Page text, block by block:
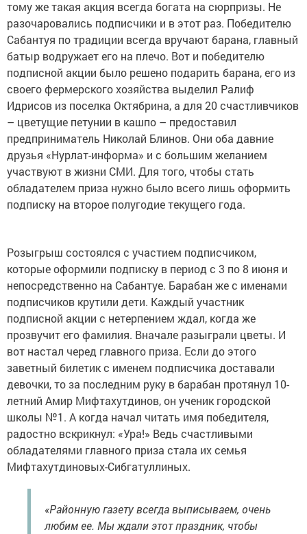
тому же такая акция всегда богата на сюрпризы. Не
разочаровались подписчики и в этот раз. Победителю
Сабантуя по традиции всегда вручают барана, главный
батыр водружает его на плечо. Вот и победителю
подписной акции было решено подарить барана, его из
своего фермерского хозяйства выделил Ралиф
Идрисов из поселка Октябрина, а для 20 счастливчиков
– цветущие петунии в кашпо – предоставил
предприниматель Николай Блинов. Они оба давние
друзья «Нурлат-информа» и с большим желанием
участвуют в жизни СМИ. Для того, чтобы стать
обладателем приза нужно было всего лишь оформить
подписку на второе полугодие текущего года.
Розыгрыш состоялся с участием подписчиком,
которые оформили подписку в период с 3 по 8 июня и
непосредственно на Сабантуе. Барабан же с именами
подписчиков крутили дети. Каждый участник
подписной акции с нетерпением ждал, когда же
прозвучит его фамилия. Вначале разыграли цветы. И
вот настал черед главного приза. Если до этого
заветный билетик с именем подписчика доставали
девочки, то за последним руку в барабан протянул 10-
летний Амир Мифтахутдинов, он ученик городской
школы №1. А когда начал читать имя победителя,
радостно вскрикнул: «Ура!» Ведь счастливыми
обладателями главного приза стала их семья
Мифтахутдиновых-Сибгатуллиных.
«Районную газету всегда выписываем, очень
любим ее. Мы ждали этот праздник, чтобы